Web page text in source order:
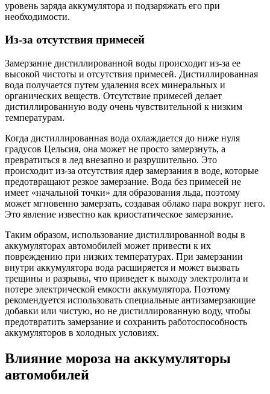
уровень заряда аккумулятора и подзаряжать его при
необходимости.
Из-за отсутствия примесей
Замерзание дистиллированной воды происходит из-за ее
высокой чистоты и отсутствия примесей. Дистиллированная
вода получается путем удаления всех минеральных и
органических веществ. Отсутствие примесей делает
дистиллированную воду очень чувствительной к низким
температурам.
Когда дистиллированная вода охлаждается до ниже нуля
градусов Цельсия, она может не просто замерзнуть, а
превратиться в лед внезапно и разрушительно. Это
происходит из-за отсутствия ядер замерзания в воде, которые
предотвращают резкое замерзание. Вода без примесей не
имеет «начальной точки» для образования льда, поэтому
может мгновенно замерзать, создавая облако пара вокруг него.
Это явление известно как криостатическое замерзание.
Таким образом, использование дистиллированной воды в
аккумуляторах автомобилей может привести к их
повреждению при низких температурах. При замерзании
внутри аккумулятора вода расширяется и может вызвать
трещины и разрывы, что приведет к выходу электролита и
потере электрической емкости аккумулятора. Поэтому
рекомендуется использовать специальные антизамерзающие
добавки или чистую, но не дистиллированную воду, чтобы
предотвратить замерзание и сохранить работоспособность
аккумуляторов в холодных условиях.
Влияние мороза на аккумуляторы
автомобилей